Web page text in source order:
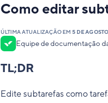
Como editar
ÚLTIMA ATUALIZAÇÃO EM 5 DE
Equipe de documentação
TL;DR
Edite subtarefas como